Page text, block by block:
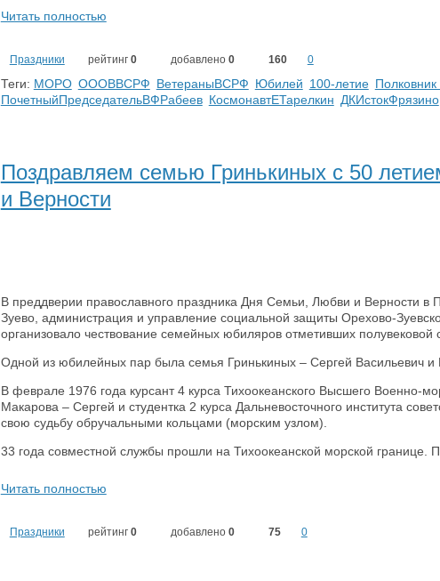
Читать полностью
Праздники рейтинг 0 добавлено 0 160 0
Теги: МОРО ОООВВСРФ ВетераныВСРФ Юбилей 100-летие
ПочетныйПредседательВФРабеев КосмонавтЕТарелкин ДКИстокФрязино
Поздравляем семью Гринькиных с 50
и Верности
В преддверии православного праздника Дня Семьи, Любви и Верности в
Зуево, администрация и управление социальной защиты Орехово-
организовало чествование семейных юбиляров отметивших полувековой
Одной из юбилейных пар была семья Гринькиных – Сергей Васильевич и
В феврале 1976 года курсант 4 курса Тихоокеанского Высшего Военно-
Макарова – Сергей и студентка 2 курса Дальневосточного института
свою судьбу обручальными кольцами (морским узлом).
33 года совместной службы прошли на Тихоокеанской морской границе.
Читать полностью
Праздники рейтинг 0 добавлено 0 75 0